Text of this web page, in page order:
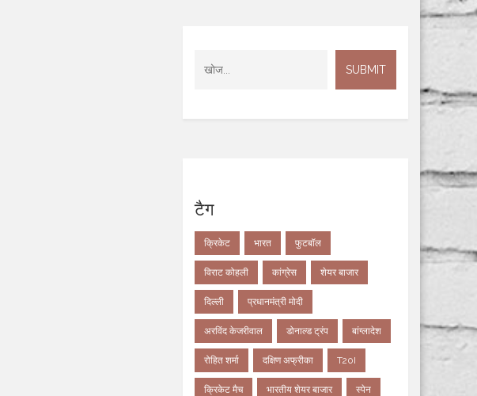
टैग
क्रिकेट भारत फुटबॉल
विराट कोहली कांग्रेस शेयर बाजार
दिल्ली प्रधानमंत्री मोदी
अरविंद केजरीवाल डोनाल्ड ट्रंप बांग्लादेश
रोहित शर्मा दक्षिण अफ्रीका T20I
क्रिकेट मैच भारतीय शेयर बाजार स्पेन